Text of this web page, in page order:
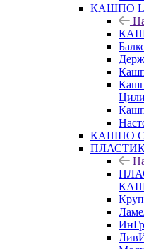
КАШПО
КАШПО